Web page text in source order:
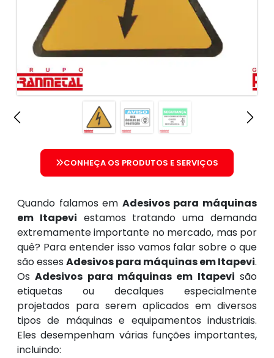
Quando falamos em Adesivos para máquinas
em Itapevi estamos tratando uma demanda
extremamente importante no mercado, mas por
quê? Para entender isso vamos falar sobre o que
são esses Adesivos para máquinas em Itapevi.
OsAdesivos para máquinas em Itapevi são
etiquetas ou decalques especialmente
projetados para serem aplicados em diversos
tipos de máquinas e equipamentos industriais.
Eles desempenham várias funções importantes,
incluindo:
CONHEÇA OS PRODUTOS E SERVIÇOS